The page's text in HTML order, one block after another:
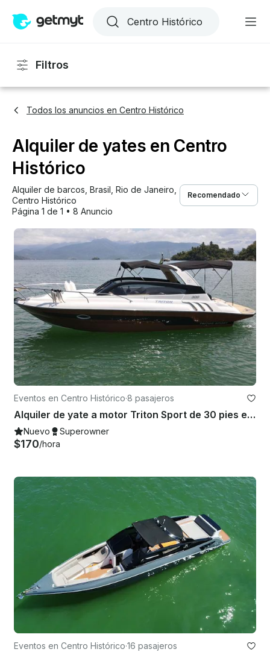
Filtros
Todos los anuncios en Centro Histórico
Alquiler de yates en Centro
Histórico
Alquiler de barcos Brasil Rio de Janeiro
Centro Histórico
Página 1 de 1 • 8 Anuncio
Recomendado
Eventos en Centro Histórico·8 pasajeros
Alquiler de yate a motor Triton Sport de 30 pies en Paraty, Río de Janeiro, Brasil
Nuevo Superowner
$170/hora
Eventos en Centro Histórico·16 pasajeros